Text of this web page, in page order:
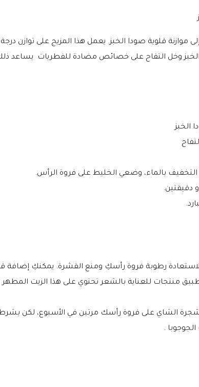
موازنة قلوية صودا الخبز. يعمل هذا المزيج على توازن
وخل التفاح على خصائص مضادة للفطريات يساعد
بالماء، وضعي الخليط على فروة الرأس.
دقيقتين.
رطوبة فروة رأسكِ ومنع القشرة. يمكنكِ
منتجات للعناية بالشعر تحتوي على هذا الزيت
الشاي على فروة رأسك مرتين في الأسبوع، لكن
.